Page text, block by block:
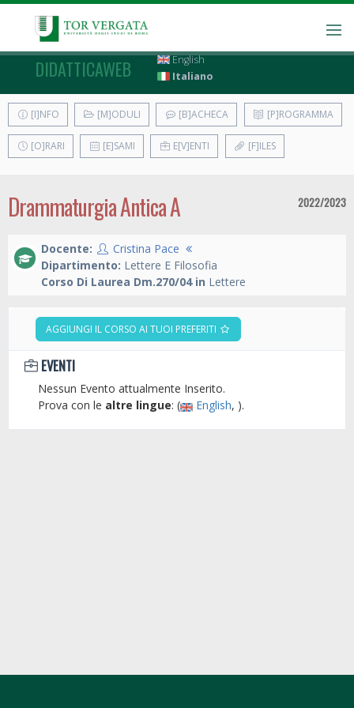
DIDATTICAWEB
English
Italiano
[I]NFO [M]ODULI [B]ACHECA [P]ROGRAMMA
[O]RARI [E]SAMI E[V]ENTI [F]ILES
Drammaturgia Antica A 2022/2023
Docente:
Cristina Pace
Dipartimento: Lettere E Filosofia
Corso Di Laurea Dm.270/04 in Lettere
AGGIUNGI IL CORSO AI TUOI PREFERITI
EVENTI
Nessun Evento attualmente Inserito.
Prova con le altre lingue: ( English, ).